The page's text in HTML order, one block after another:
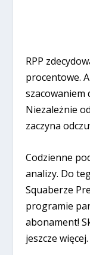
RPP
procentowe.
szacowaniem
Niezależnie
zaczyna
Codzienne
analizy. Do
Squaberze
programie
abonament!
jeszcze więcej.